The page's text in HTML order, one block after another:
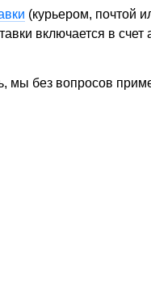
(курьером, почтой
включается в счет
мы без вопросов